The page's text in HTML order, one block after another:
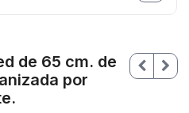
de 65 cm. de
por